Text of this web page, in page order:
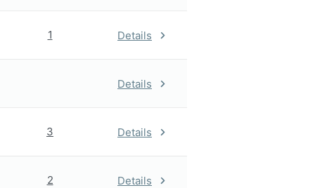
1 Details
Details
3 Details
2 Details